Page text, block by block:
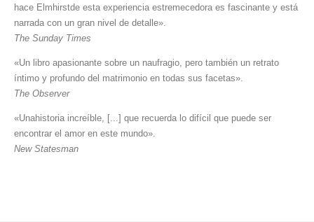
hace Elmhirstde esta experiencia estremecedora es fascinante y está
narrada con un gran nivel de detalle».
The Sunday Times
«Un libro apasionante sobre un naufragio, pero también un retrato
íntimo y profundo del matrimonio en todas sus facetas».
The Observer
«Unahistoria increíble, [...] que recuerda lo difícil que puede ser
encontrar el amor en este mundo».
New Statesman